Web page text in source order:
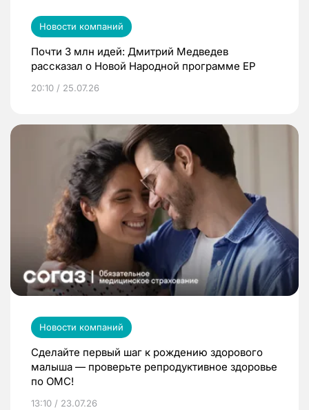
Новости компаний
Почти 3 млн идей: Дмитрий Медведев
рассказал о Новой Народной программе ЕР
20:10 / 25.07.26
Новости компаний
Сделайте первый шаг к рождению здорового
малыша — проверьте репродуктивное здоровье
по ОМС!
13:10 / 23.07.26